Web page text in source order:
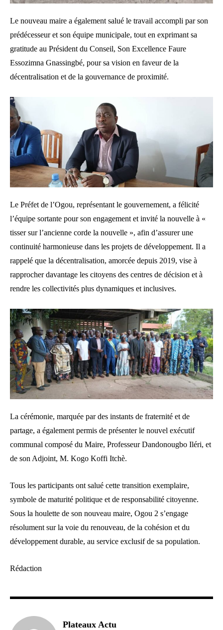
Le nouveau maire a également salué le travail accompli par son
prédécesseur et son équipe municipale, tout en exprimant sa
gratitude au Président du Conseil, Son Excellence Faure
Essozimna Gnassingbé, pour sa vision en faveur de la
décentralisation et de la gouvernance de proximité.
Le Préfet de l’Ogou, représentant le gouvernement, a félicité
l’équipe sortante pour son engagement et invité la nouvelle à «
tisser sur l’ancienne corde la nouvelle », afin d’assurer une
continuité harmonieuse dans les projets de développement. Il a
rappelé que la décentralisation, amorcée depuis 2019, vise à
rapprocher davantage les citoyens des centres de décision et à
rendre les collectivités plus dynamiques et inclusives.
La cérémonie, marquée par des instants de fraternité et de
partage, a également permis de présenter le nouvel exécutif
communal composé du Maire, Professeur Dandonougbo Iléri, et
de son Adjoint, M. Kogo Koffi Itchè.
Tous les participants ont salué cette transition exemplaire,
symbole de maturité politique et de responsabilité citoyenne.
Sous la houlette de son nouveau maire, Ogou 2 s’engage
résolument sur la voie du renouveau, de la cohésion et du
développement durable, au service exclusif de sa population.
Rédaction
Plateaux Actu